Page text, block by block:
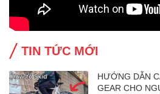
TIN TỨC MỚI
HƯỚNG DẪN
GEAR CHO